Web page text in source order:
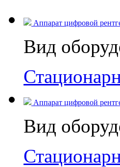
Аппарат цифровой
Вид
Аппарат цифровой
Вид